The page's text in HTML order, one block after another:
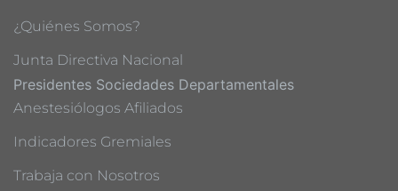
¿Quiénes Somos?
Junta Directiva Nacional
Presidentes Sociedades Departamentales
Anestesiólogos Afiliados
Indicadores Gremiales
Trabaja con Nosotros